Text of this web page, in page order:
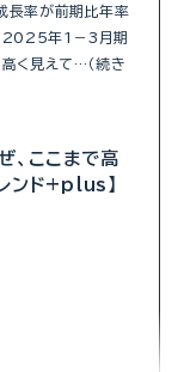
率が前期比年率
2025年1－3月期
く見えて…（続き
、ここまで高
ンド+plus】